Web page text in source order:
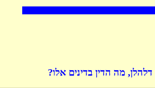
מה הדין בדינים אלו?